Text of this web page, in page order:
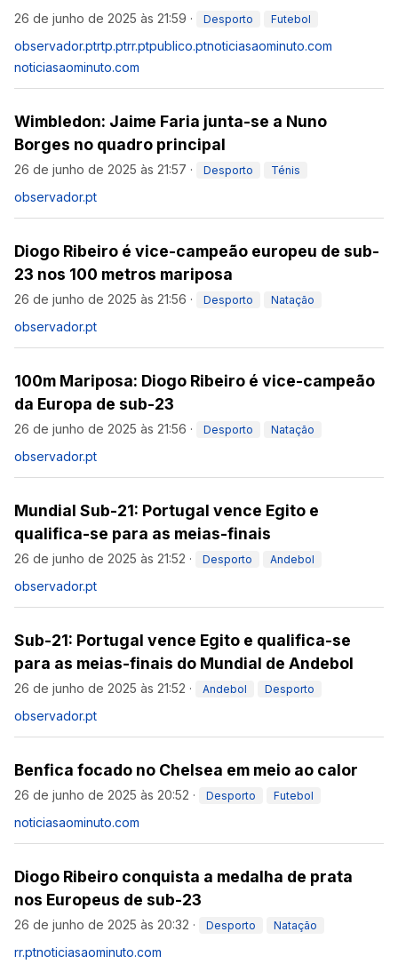
26 de junho de 2025 às 21:59 · Desporto Futebol
observador.ptrtp.ptrr.ptpublico.ptnoticiasaominuto.com
noticiasaominuto.com
Wimbledon: Jaime Faria junta-se a Nuno
Borges no quadro principal
26 de junho de 2025 às 21:57 · Desporto Ténis
observador.pt
Diogo Ribeiro é vice-campeão europeu de sub-
23 nos 100 metros mariposa
26 de junho de 2025 às 21:56 · Desporto Natação
observador.pt
100m Mariposa: Diogo Ribeiro é vice-campeão
da Europa de sub-23
26 de junho de 2025 às 21:56 · Desporto Natação
observador.pt
Mundial Sub-21: Portugal vence Egito e
qualifica-se para as meias-finais
26 de junho de 2025 às 21:52 · Desporto Andebol
observador.pt
Sub-21: Portugal vence Egito e qualifica-se
para as meias-finais do Mundial de Andebol
26 de junho de 2025 às 21:52 · Andebol Desporto
observador.pt
Benfica focado no Chelsea em meio ao calor
26 de junho de 2025 às 20:52 · Desporto Futebol
noticiasaominuto.com
Diogo Ribeiro conquista a medalha de prata
nos Europeus de sub-23
26 de junho de 2025 às 20:32 · Desporto Natação
rr.ptnoticiasaominuto.com